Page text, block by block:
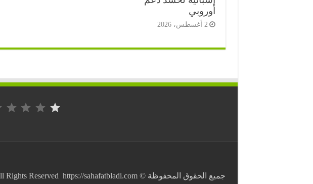
أوروبي
2 أغسطس، 2026
جميع الحقوق المحفوظة © Copyright 2026 . All Rights Reserved https://sahafatbladi.com صحافة بلادي